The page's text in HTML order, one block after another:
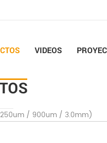
VIDEOS
/ 900um / 3.0mm)